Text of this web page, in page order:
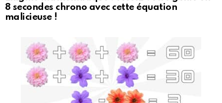
8 secondes chrono avec cette équation
malicieuse !